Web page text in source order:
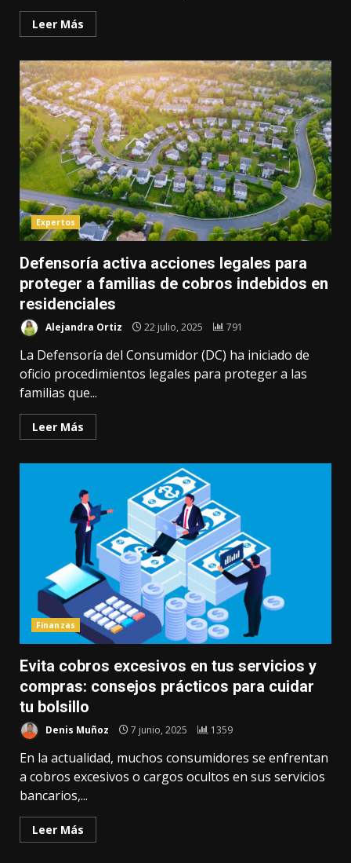
Leer Más
Expertos
Defensoría activa acciones legales para
proteger a familias de cobros indebidos en
residenciales
Alejandra Ortiz 22 julio, 2025 791
La Defensoría del Consumidor (DC) ha iniciado de
oficio procedimientos legales para proteger a las
familias que...
Leer Más
Finanzas
Evita cobros excesivos en tus servicios y
compras: consejos prácticos para cuidar
tu bolsillo
Denis Muñoz 7 junio, 2025 1359
En la actualidad, muchos consumidores se enfrentan
a cobros excesivos o cargos ocultos en sus servicios
bancarios,...
Leer Más